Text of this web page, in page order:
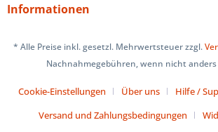
Informationen
* Alle Preise inkl. gesetzl. Mehrwertsteuer zzgl.
Nachnahmegebühren, wenn nicht
Cookie-Einstellungen Über uns Hilfe /
Versand und Zahlungsbedingungen